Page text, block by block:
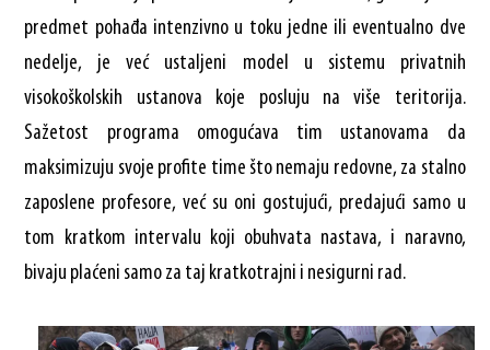
predmet pohađa intenzivno u toku jedne ili eventualno dve
nedelje, je već ustaljeni model u sistemu privatnih
visokoškolskih ustanova koje posluju na više teritorija.
Sažetost programa omogućava tim ustanovama da
maksimizuju svoje profite time što nemaju redovne, za stalno
zaposlene profesore, već su oni gostujući, predajući samo u
tom kratkom intervalu koji obuhvata nastava, i naravno,
bivaju plaćeni samo za taj kratkotrajni i nesigurni rad.